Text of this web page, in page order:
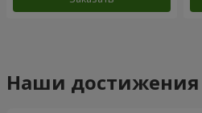
Наши достижения